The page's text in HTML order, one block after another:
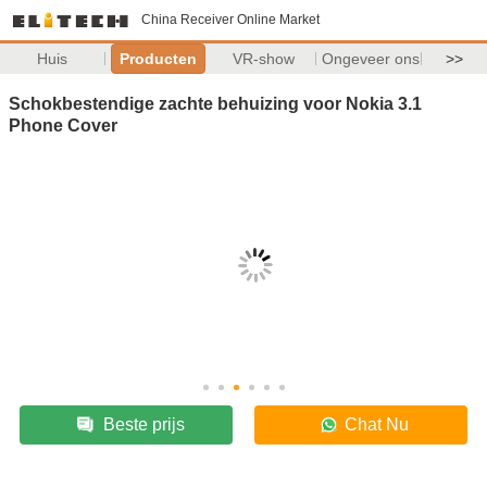
China Receiver Online Market
Huis Producten VR-show Ongeveer ons >>
Schokbestendige zachte behuizing voor Nokia 3.1
Phone Cover
Beste prijs Chat Nu